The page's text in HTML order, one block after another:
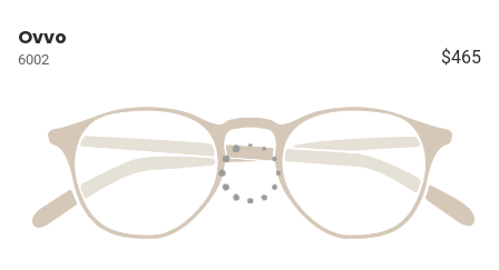
Ovvo
6002 $465